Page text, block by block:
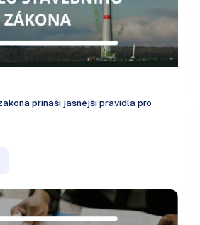
přináší jasnější pravidla pro